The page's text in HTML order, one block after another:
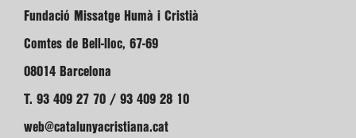
Fundació Missatge Humà i Cristià
Comtes de Bell-lloc, 67-69
08014 Barcelona
T. 93 409 27 70 / 93 409 28 10
web@catalunyacristiana.cat